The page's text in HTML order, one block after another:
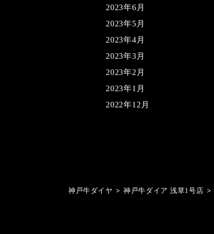
2023年6月
2023年5月
2023年4月
2023年3月
2023年2月
2023年1月
2022年12月
神戸牛ダイヤ > 神戸牛ダイア 浅草1号店 >